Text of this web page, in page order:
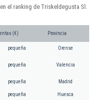
el ranking de Triskeldegusta Sl.
(€) Provincia
pequeña Orense
pequeña Valencia
pequeña Madrid
pequeña Huesca